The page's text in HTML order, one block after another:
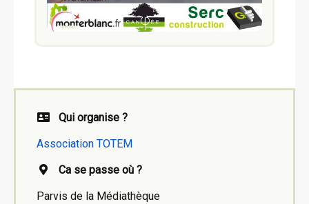
Qui organise ?
Association TOTEM
Ca se passe où ?
Parvis de la Médiathèque